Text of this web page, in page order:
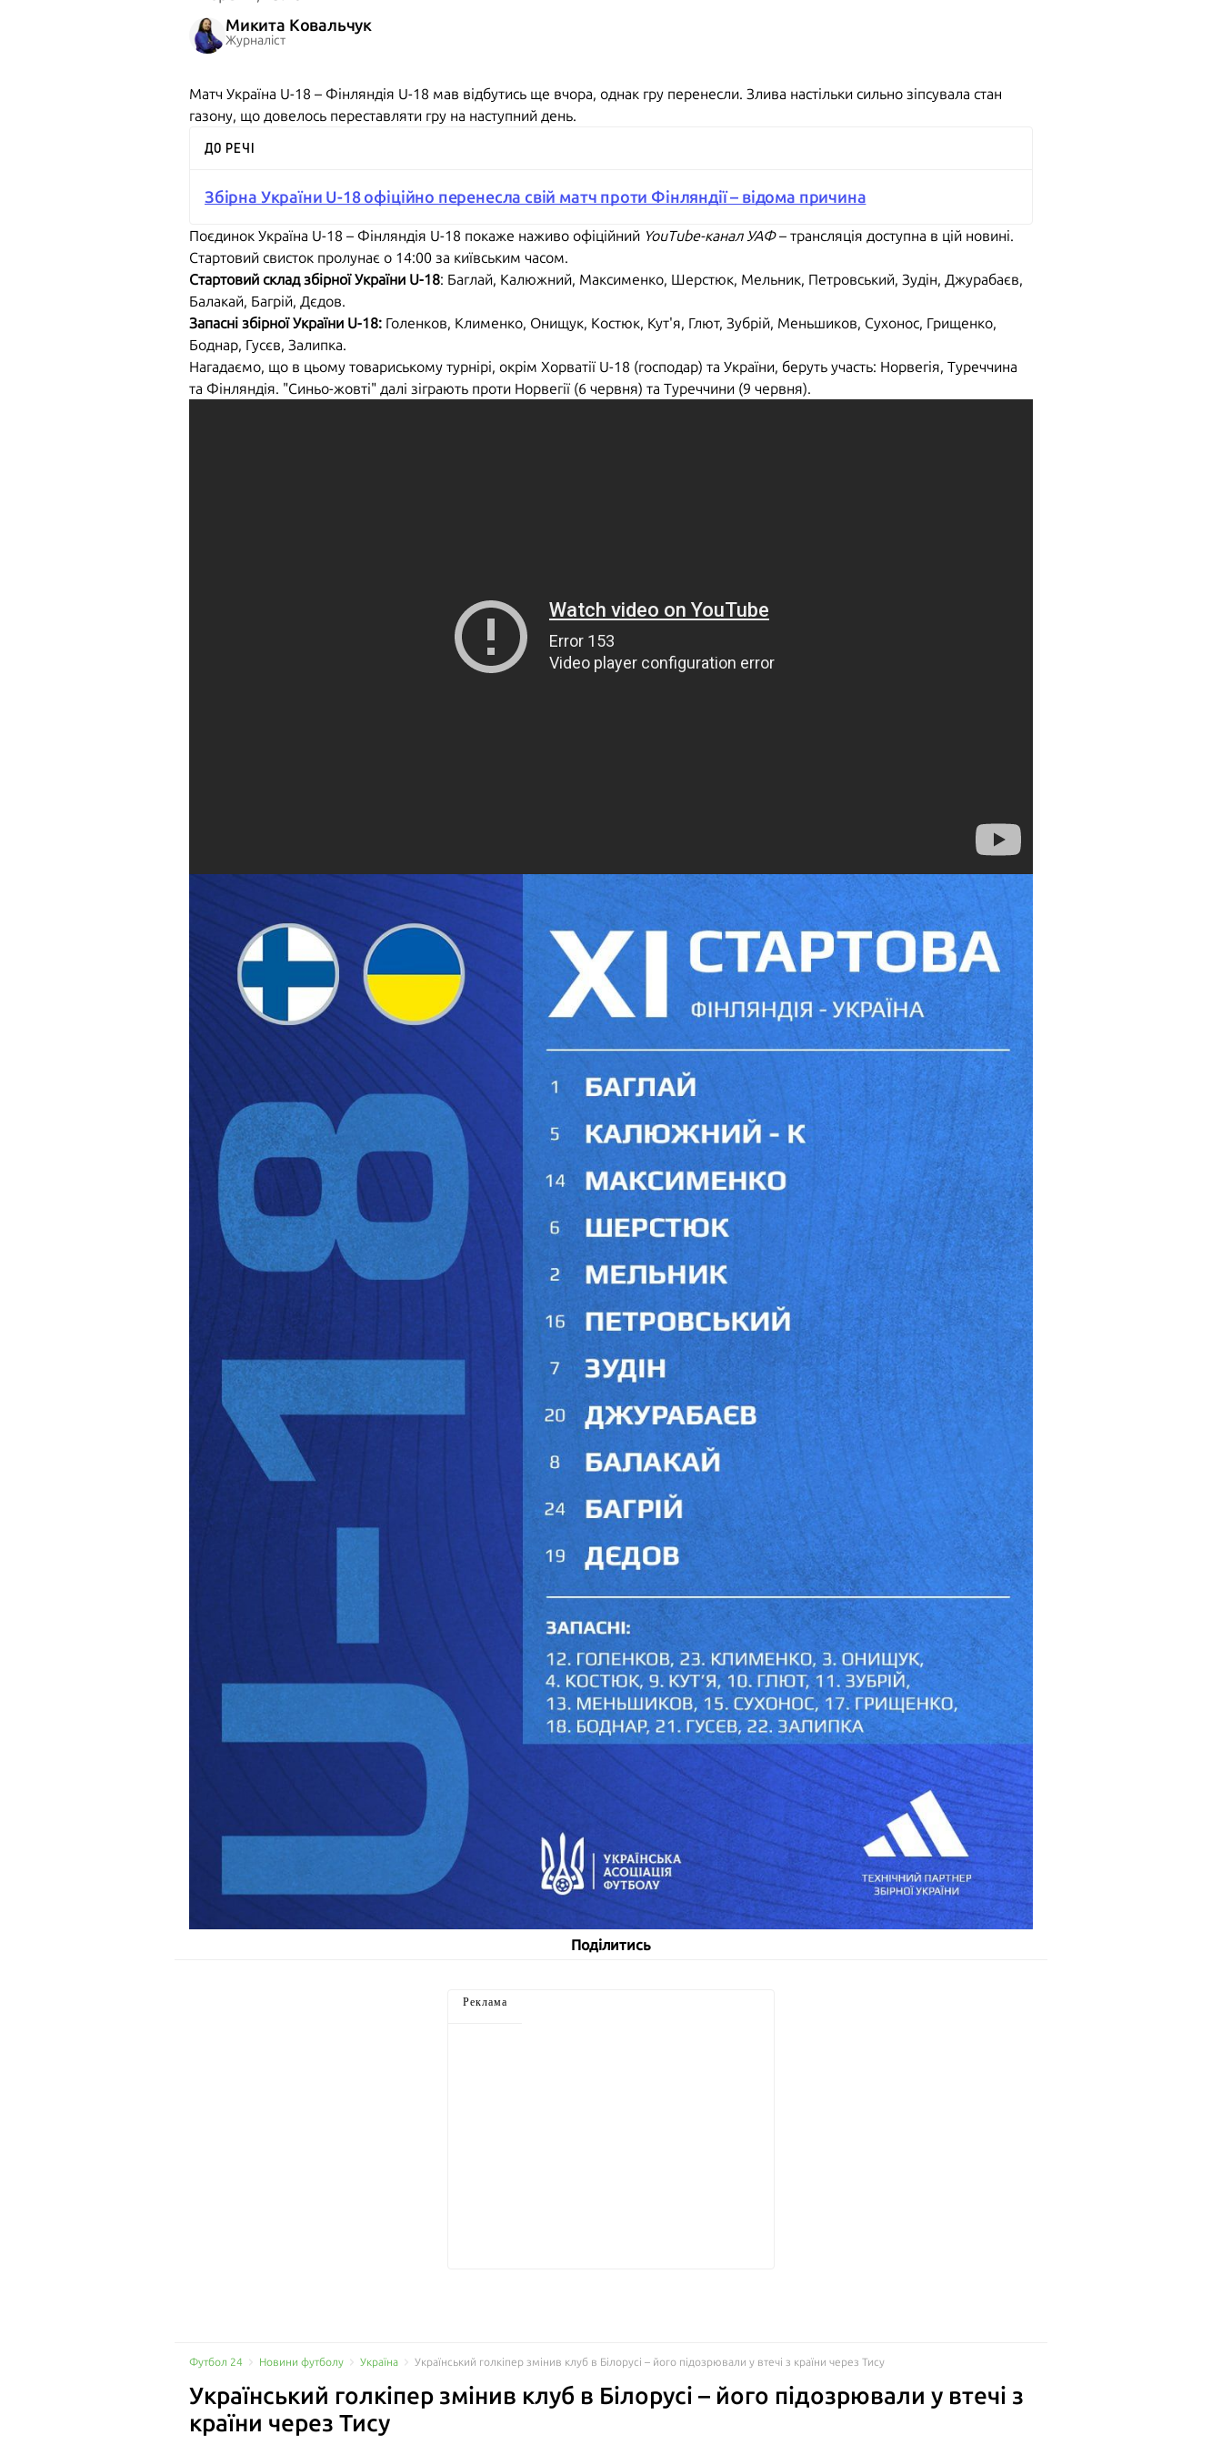
Микита Ковальчук
Журналіст
Матч Україна U-18 – Фінляндія U-18 мав відбутись ще вчора, однак гру перенесли. Злива настільки сильно зіпсувала стан
газону, що довелось переставляти гру на наступний день.
ДО РЕЧІ
Збірна України U-18 офіційно перенесла свій матч проти Фінляндії – відома причина
Поєдинок Україна U-18 – Фінляндія U-18 покаже наживо офіційний YouTube-канал УАФ– трансляція доступна в цій новині.
Стартовий свисток пролунає о 14:00 за київським часом.
Стартовий склад збірної України U-18: Баглай, Калюжний, Максименко, Шерстюк, Мельник, Петровський, Зудін, Джурабаєв,
Балакай, Багрій, Дєдов.
Запасні збірної України U-18: Голенков, Клименко, Онищук, Костюк, Кут'я, Глют, Зубрій, Меньшиков, Сухонос, Грищенко,
Боднар, Гусєв, Залипка.
Нагадаємо, що в цьому товариському турнірі, окрім Хорватії U-18 (господар) та України, беруть участь: Норвегія, Туреччина
та Фінляндія. "Синьо-жовті" далі зіграють проти Норвегії (6 червня) та Туреччини (9 червня).
Поділитись
Реклама